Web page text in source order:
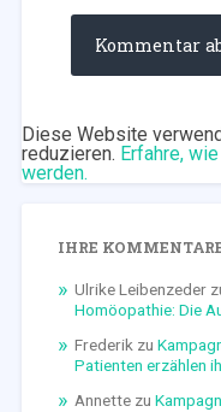
Diese Website
reduzieren. Erfahre,
werden.
IHRE
Ulrike Leibenzeder
Homöopathie: Die
Frederik zu
Patienten erzählen
Annettezu